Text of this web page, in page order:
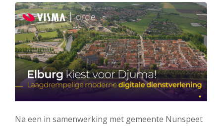
Na een in samenwerking met gemeente Nunspeet